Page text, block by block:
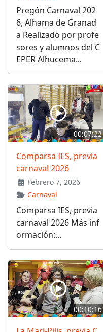
Pregón Carnaval 202
6, Alhama de Granad
a Realizado por profe
sores y alumnos del C
EPER Alhucema...
00:07:22
Comparsa IES, previa
carnaval 2026
Febrero 7, 2026
Carnaval
Comparsa IES, previa
carnaval 2026 Más inf
ormación:...
00:10:16